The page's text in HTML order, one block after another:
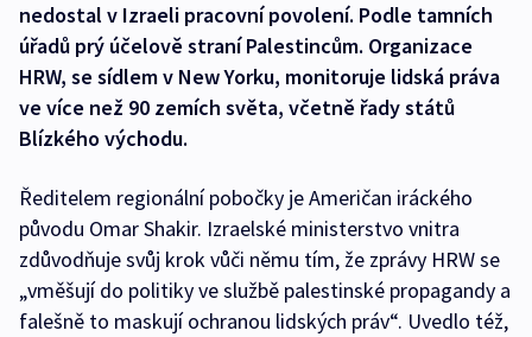
nedostal v Izraeli pracovní povolení. Podle tamních
úřadů prý účelově straní Palestincům. Organizace
HRW, se sídlem v New Yorku, monitoruje lidská práva
ve více než 90 zemích světa, včetně řady států
Blízkého východu.
Ředitelem regionální pobočky je Američan iráckého
původu Omar Shakir. Izraelské ministerstvo vnitra
zdůvodňuje svůj krok vůči němu tím, že zprávy HRW se
„vměšují do politiky ve službě palestinské propagandy a
falešně to maskují ochranou lidských práv“. Uvedlo též,